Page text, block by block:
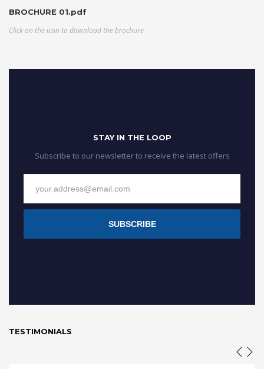
BROCHURE 01.pdf
Click on the icon to download the brochure
STAY IN THE LOOP
Subscribe to our newsletter to receive the latest offers
SUBSCRIBE
TESTIMONIALS